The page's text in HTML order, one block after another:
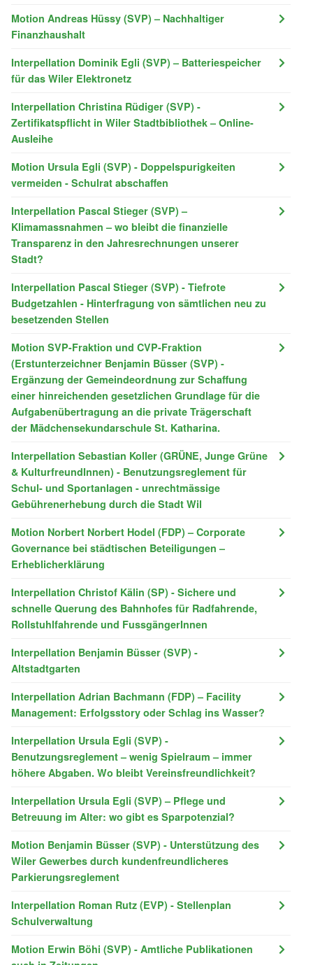
Motion Andreas Hüssy (SVP) – Nachhaltiger
Finanzhaushalt
Interpellation Dominik Egli (SVP) – Batteriespeicher
für das Wiler Elektronetz
Interpellation Christina Rüdiger (SVP) -
Zertifikatspflicht in Wiler Stadtbibliothek – Online-
Ausleihe
Motion Ursula Egli (SVP) - Doppelspurigkeiten
vermeiden - Schulrat abschaffen
Interpellation Pascal Stieger (SVP) –
Klimamassnahmen – wo bleibt die finanzielle
Transparenz in den Jahresrechnungen unserer
Stadt?
Interpellation Pascal Stieger (SVP) - Tiefrote
Budgetzahlen - Hinterfragung von sämtlichen neu zu
besetzenden Stellen
Motion SVP-Fraktion und CVP-Fraktion
(Erstunterzeichner Benjamin Büsser (SVP) -
Ergänzung der Gemeindeordnung zur Schaffung
einer hinreichenden gesetzlichen Grundlage für die
Aufgabenübertragung an die private Trägerschaft
der Mädchensekundarschule St. Katharina.
Interpellation Sebastian Koller (GRÜNE, Junge Grüne
& KulturfreundInnen) - Benutzungsreglement für
Schul- und Sportanlagen - unrechtmässige
Gebührenerhebung durch die Stadt Wil
Motion Norbert Norbert Hodel (FDP) – Corporate
Governance bei städtischen Beteiligungen –
Erheblicherklärung
Interpellation Christof Kälin (SP) - Sichere und
schnelle Querung des Bahnhofes für Radfahrende,
Rollstuhlfahrende und FussgängerInnen
Interpellation Benjamin Büsser (SVP) -
Altstadtgarten
Interpellation Adrian Bachmann (FDP) – Facility
Management: Erfolgsstory oder Schlag ins Wasser?
Interpellation Ursula Egli (SVP) -
Benutzungsreglement – wenig Spielraum – immer
höhere Abgaben. Wo bleibt Vereinsfreundlichkeit?
Interpellation Ursula Egli (SVP) – Pflege und
Betreuung im Alter: wo gibt es Sparpotenzial?
Motion Benjamin Büsser (SVP) - Unterstützung des
Wiler Gewerbes durch kundenfreundlicheres
Parkierungsreglement
Interpellation Roman Rutz (EVP) - Stellenplan
Schulverwaltung
Motion Erwin Böhi (SVP) - Amtliche Publikationen